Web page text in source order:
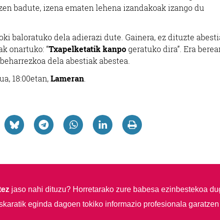
badute, izena ematen lehena izandakoak izango du
baloratuko dela adierazi dute. Gainera, ez dituzte
onartuko: “Txapelketatik kanpogeratuko dira”. Era
dela abestiak abestea.
18:00etan,Lameran
jaso nahi dituzu? Horretarako zure babesa ezinbestekoa
eginda dagoen tokiko informazio profesionala